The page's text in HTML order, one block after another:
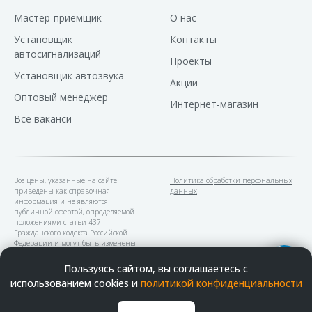
Пользуясь сайтом, вы соглашаетесь с
использованием cookies и политикой конфиденциальности
Мастер-приемщик
Установщик
автосигнализаций
Установщик автозвука
Оптовый менеджер
Все ваканси
О нас
Контакты
Проекты
Акции
Интернет-магазин
Все цены, указанные на сайте
приведены как справочная
информация и не являются
публичной офертой, определяемой
положениями статьи 437
Гражданского кодекса Российской
Федерации и могут быть изменены
Политика обработки персональных
данных
В наших устновочных центрах